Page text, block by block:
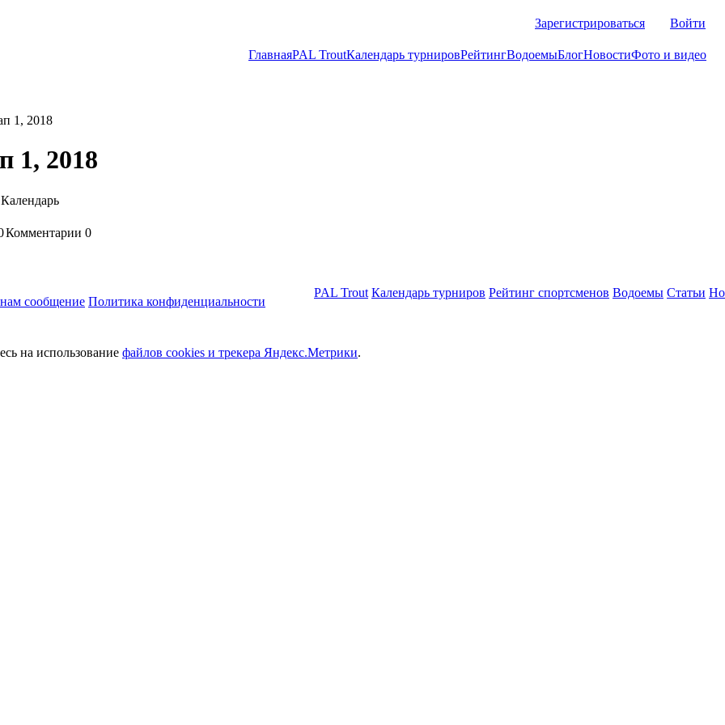
Зарегистрироваться Войти
ГлавнаяPAL TroutКалендарь турнировРейтингВодоемыБлогНовостиФото и видео
1, 2018
1, 2018
Календарь
Комментарии 0
сообщение Политика конфиденциальности
PAL Trout Календарь турниров Рейтинг спортсменов Водоемы Статьи
на использование файлов cookies и трекера Яндекс.Метрики.